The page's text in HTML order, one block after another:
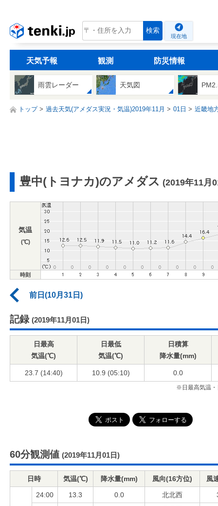
tenki.jp 検索
現在地
天気予報 観測 防災情報
雨雲レーダー 天気図
トップ 過去天気(アメダス実況・気温)2019年11月 01日 近畿地
豊中(トヨナカ)のアメダス (2019年11月
気温
(℃)
時刻
前日(10月31日)
記録 (2019年11月01日)
日最高
気温(℃)
日最低
気温(℃)
日積算
降水量(mm)
23.7 (14:40) 10.9 (05:10) 0.0
※日最高気温・
60分観測値 (2019年11月01日)
日時 気温(℃) 降水量(mm) 風向(16方位) 風
24:00 13.3 0.0 北北西